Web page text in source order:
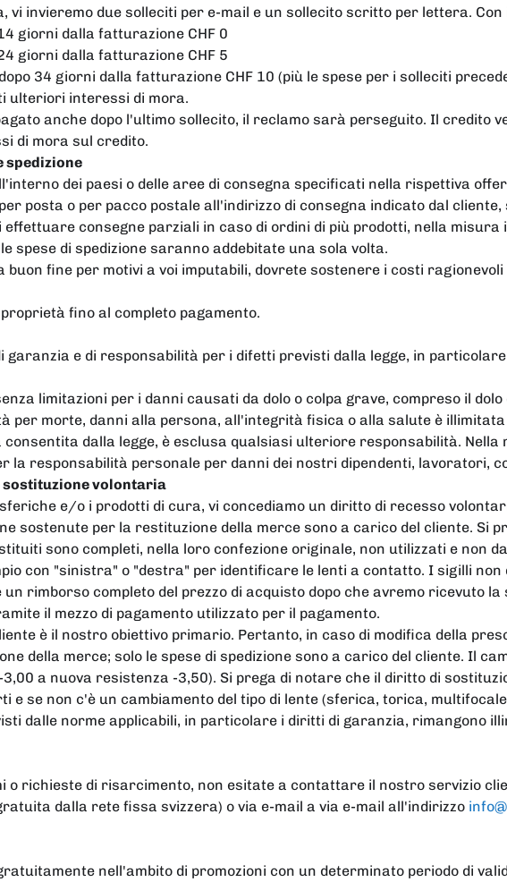
vi invieremo due solleciti per e-mail e un sollecito scritto per lettera.
giorni dalla fatturazione CHF 0
giorni dalla fatturazione CHF 5
34 giorni dalla fatturazione CHF 10 (più le spese per i solleciti
ulteriori interessi di mora.
anche dopo l'ultimo sollecito, il reclamo sarà perseguito. Il credito
di mora sul credito.
spedizione
dei paesi o delle aree di consegna specificati nella rispettiva
posta o per pacco postale all'indirizzo di consegna indicato dal
consegne parziali in caso di ordini di più prodotti, nella
spese di spedizione saranno addebitate una sola volta.
buon fine per motivi a voi imputabili, dovrete sostenere i costi
fino al completo pagamento.
e di responsabilità per i difetti previsti dalla legge, in
limitazioni per i danni causati da dolo o colpa grave, compreso il
per morte, danni alla persona, all'integrità fisica o alla salute è
consentita dalla legge, è esclusa qualsiasi ulteriore responsabilità.
la responsabilità personale per danni dei nostri dipendenti, lavoratori,
volontaria
e/o i prodotti di cura, vi concediamo un diritto di recesso
sostenute per la restituzione della merce sono a carico del cliente. Si
sono completi, nella loro confezione originale, non utilizzati e non
con "sinistra" o "destra" per identificare le lenti a contatto. I sigilli
rimborso completo del prezzo di acquisto dopo che avremo ricevuto
il mezzo di pagamento utilizzato per il pagamento.
è il nostro obiettivo primario. Pertanto, in caso di modifica della
della merce; solo le spese di spedizione sono a carico del cliente. Il
a nuova resistenza -3,50). Si prega di notare che il diritto di
e se non c'è un cambiamento del tipo di lente (sferica, torica,
dalle norme applicabili, in particolare i diritti di garanzia, rimangono
o richieste di risarcimento, non esitate a contattare il nostro servizio
dalla rete fissa svizzera) o via e-mail a via e-mail all'indirizzo
nell'ambito di promozioni con un determinato periodo di